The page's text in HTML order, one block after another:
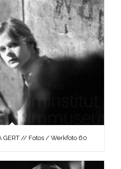
GERT // Fotos / Werkfoto 60